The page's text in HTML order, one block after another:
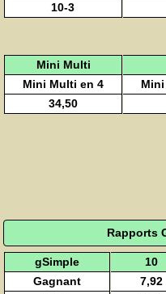
10-3
Mini Multi
Mini Multi en 4
34,50
Rapports
gSimple 10
Gagnant
7,92